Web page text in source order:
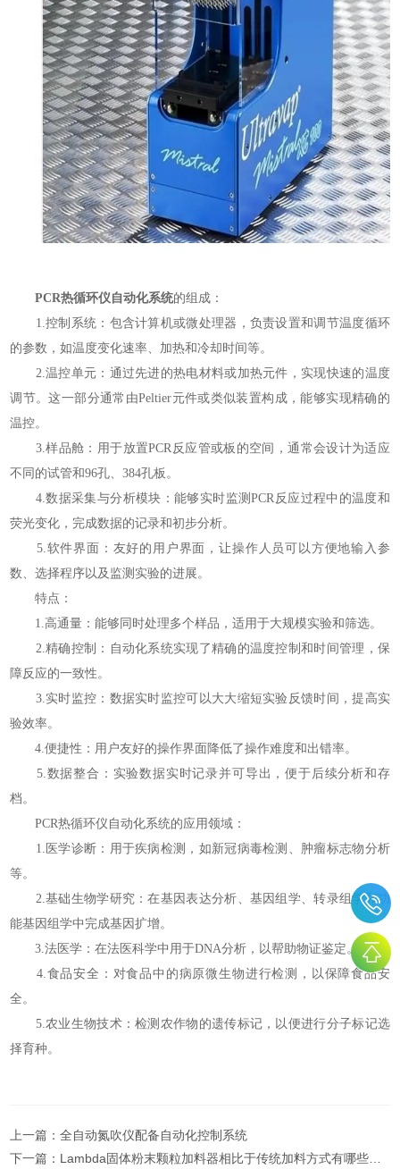
PCR热循环仪自动化系统的组成：
1.控制系统：包含计算机或微处理器，负责设置和调节温度循环
的参数，如温度变化速率、加热和冷却时间等。
2.温控单元：通过先进的热电材料或加热元件，实现快速的温度
调节。这一部分通常由Peltier元件或类似装置构成，能够实现精确的
温控。
3.样品舱：用于放置PCR反应管或板的空间，通常会设计为适应
不同的试管和96孔、384孔板。
4.数据采集与分析模块：能够实时监测PCR反应过程中的温度和
荧光变化，完成数据的记录和初步分析。
5.软件界面：友好的用户界面，让操作人员可以方便地输入参
数、选择程序以及监测实验的进展。
特点：
1.高通量：能够同时处理多个样品，适用于大规模实验和筛选。
2.精确控制：自动化系统实现了精确的温度控制和时间管理，保
障反应的一致性。
3.实时监控：数据实时监控可以大大缩短实验反馈时间，提高实
验效率。
4.便捷性：用户友好的操作界面降低了操作难度和出错率。
5.数据整合：实验数据实时记录并可导出，便于后续分析和存
档。
PCR热循环仪自动化系统的应用领域：
1.医学诊断：用于疾病检测，如新冠病毒检测、肿瘤标志物分析
等。
2.基础生物学研究：在基因表达分析、基因组学、转录组学和功
能基因组学中完成基因扩增。
3.法医学：在法医科学中用于DNA分析，以帮助物证鉴定。
4.食品安全：对食品中的病原微生物进行检测，以保障食品安
全。
5.农业生物技术：检测农作物的遗传标记，以便进行分子标记选
择育种。
上一篇：全自动氮吹仪配备自动化控制系统
下一篇： Lambda固体粉末颗粒加料器相比于传统加料方式有哪些优势？